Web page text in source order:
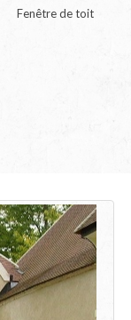
Fenêtre de toit